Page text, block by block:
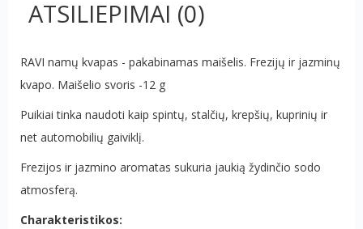
ATSILIEPIMAI (0)
RAVI namų kvapas - pakabinamas maišelis. Frezijų ir jazminų
kvapo. Maišelio svoris -12 g
Puikiai tinka naudoti kaip spintų, stalčių, krepšių, kuprinių ir
net automobilių gaiviklį.
Frezijos ir jazmino aromatas sukuria jaukią žydinčio sodo
atmosferą.
Charakteristikos: